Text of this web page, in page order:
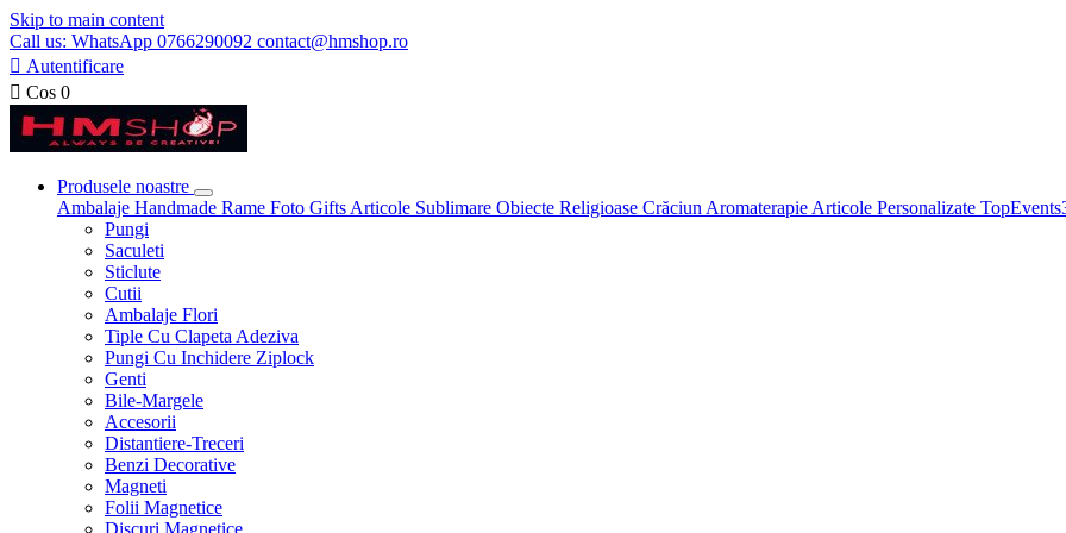
Skip to main content
Call us: WhatsApp 0766290092 contact@hmshop.ro
 Autentificare
 Cos 0
Produsele noastre
Ambalaje Handmade Rame Foto Gifts Articole Sublimare Obiecte Religioase Crăciun Aromaterapie Articole Personalizate
Pungi
Saculeti
Sticlute
Cutii
Ambalaje Flori
Tiple Cu Clapeta Adeziva
Pungi Cu Inchidere Ziplock
Genti
Bile-Margele
Accesorii
Distantiere-Treceri
Benzi Decorative
Magneti
Folii Magnetice
Discuri Magnetice